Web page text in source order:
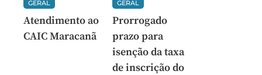
GERAL
Atendimento ao
CAIC Maracanã
GERAL
Prorrogado
prazo para
isenção da taxa
de inscrição do